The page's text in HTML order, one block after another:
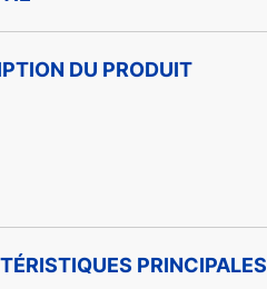
DU PRODUIT
PRINCIPALES